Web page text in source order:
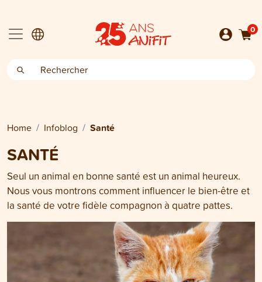
0
Home Infoblog Santé
SANTÉ
Seul un animal en bonne santé est un animal heureux.
Nous vous montrons comment influencer le bien-être et
la santé de votre fidèle compagnon à quatre pattes.